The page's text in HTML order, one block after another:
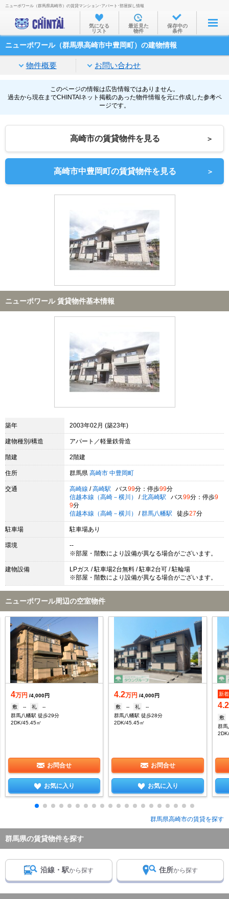
お部屋を探す
沿線・駅から
住所から
家賃相場から
通勤通学時間から
物件特集から
不動産会社から
TOP
ニューポワール（群馬県高崎市）の賃貸マンション･アパート･部屋探し情報
気になる
リスト
最近見た
物件
保存中の
条件
ニューポワール（群馬県高崎市中豊岡町）の建物情報
物件概要 お問い合わせ
このページの情報は広告情報ではありません。
過去から現在までCHINTAIネット掲載のあった物件情報を元に作成した参考ペ
ージです。
高崎市の賃貸物件を見る ＞
高崎市中豊岡町の賃貸物件を見る ＞
ニューポワール 賃貸物件基本情報
築年 2003年02月 (築23年)
建物種別/構造 アパート／軽量鉄骨造
階建 2階建
住所 群馬県 高崎市 中豊岡町
交通 高崎線 / 高崎駅 バス99分：停歩99分
信越本線（高崎－横川）
/ 北高崎駅 バス99分：停歩9
9分
信越本線（高崎－横川）
/ 群馬八幡駅 徒歩27分
駐車場 駐車場あり
環境
--
※部屋・階数により設備が異なる場合がございます。
建物設備
LPガス / 駐車場2台無料 / 駐車2台可 / 駐輪場
※部屋・階数により設備が異なる場合がございます。
ニューポワール周辺の空室物件
4万円 /4,000円
敷
-- 礼
--
群馬八幡駅 徒歩29分
2DK/45.45㎡
お問合せ
お気に入り
4.2万円 /4,000円
敷
-- 礼
--
群馬八幡駅 徒歩28分
2DK/45.45㎡
お問合せ
お気に入り
新着
4.2
敷
群
群馬県高崎市の賃貸を探す
群馬県の賃貸物件を探す
沿線・駅から探す 住所から探す